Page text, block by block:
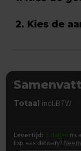
2. Kies de
Totaal incl.BTW
Levertijd: 5 dagen na
Express delivery?